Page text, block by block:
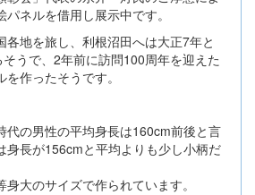
ネルを借用し展示中です。
各地を旅し、利根沼田へは大正7年と
うで、2年前に訪問100周年を迎えた
作ったそうです。
代の男性の平均身長は160cm前後と言
身長が156cmと平均よりも少し小柄だ
大のサイズで作られています。